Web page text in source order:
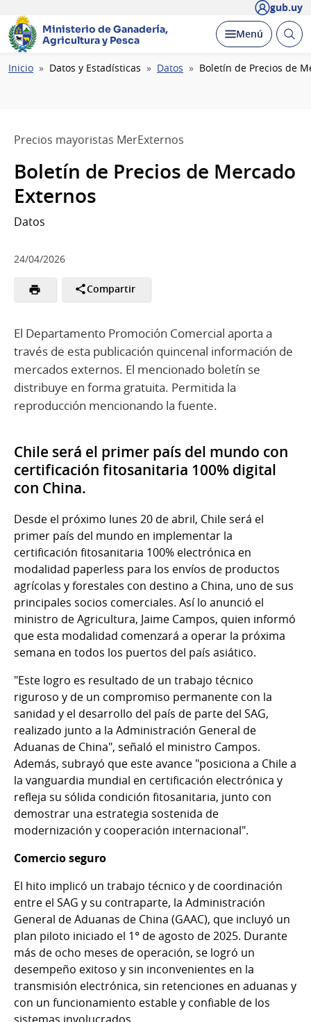
gub.uy
Ministerio de Ganadería,
Agricultura y Pesca
Desplegar
Menú Abrir
Ruta
Inicio Datos y Estadísticas Datos Boletín de Precios de
Precios mayoristas MerExternos
Boletín de Precios de Mercado
Externos
Datos
24/04/2026
Compartir
El Departamento Promoción Comercial aporta a
través de esta publicación quincenal información de
mercados externos. El mencionado boletín se
distribuye en forma gratuita. Permitida la
reproducción mencionando la fuente.
Chile será el primer país del mundo con
certificación fitosanitaria 100% digital
con China.
Desde el próximo lunes 20 de abril, Chile será el
primer país del mundo en implementar la
certificación fitosanitaria 100% electrónica en
modalidad paperless para los envíos de productos
agrícolas y forestales con destino a China, uno de sus
principales socios comerciales. Así lo anunció el
ministro de Agricultura, Jaime Campos, quien informó
que esta modalidad comenzará a operar la próxima
semana en todos los puertos del país asiático.
"Este logro es resultado de un trabajo técnico
riguroso y de un compromiso permanente con la
sanidad y el desarrollo del país de parte del SAG,
realizado junto a la Administración General de
Aduanas de China", señaló el ministro Campos.
Además, subrayó que este avance "posiciona a Chile a
la vanguardia mundial en certificación electrónica y
refleja su sólida condición fitosanitaria, junto con
demostrar una estrategia sostenida de
modernización y cooperación internacional".
Comercio seguro
El hito implicó un trabajo técnico y de coordinación
entre el SAG y su contraparte, la Administración
General de Aduanas de China (GAAC), que incluyó un
plan piloto iniciado el 1° de agosto de 2025. Durante
más de ocho meses de operación, se logró un
desempeño exitoso y sin inconvenientes en la
transmisión electrónica, sin retenciones en aduanas y
con un funcionamiento estable y confiable de los
sistemas involucrados.